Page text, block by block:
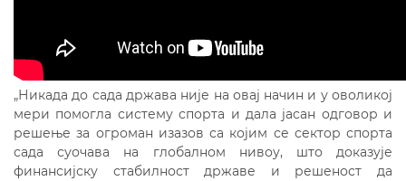
„Никада до сада држава није на овај начин и у оволикој
мери помогла систему спорта и дала јасан одговор и
решење за огроман изазов са којим се сектор спорта
сада суочава на глобалном нивоу, што доказује
финансијску стабилност државе и решеност да